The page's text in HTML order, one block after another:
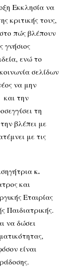
Εκκλησία να
κριτικής τους,
πώς βλέπουν
γνήσιος
ενώ το
σελίδων
να μην
και την
τη
βλέπει με
με τις
κ.
και
Εταιρίας
Παιδιατρικής.
να δώσει
είναι